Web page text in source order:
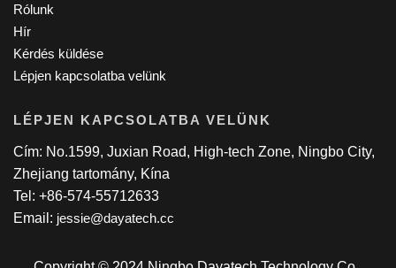
Rólunk
Hír
Kérdés küldése
Lépjen kapcsolatba velünk
LÉPJEN KAPCSOLATBA VELÜNK
Cím: No.1599, Juxian Road, High-tech Zone, Ningbo City,
Zhejiang tartomány, Kína
Tel: +86-574-55712633
Email: jessie@dayatech.cc